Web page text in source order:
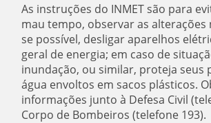
As instruções do INMET são para
mau tempo, observar as alterações
se possível, desligar aparelhos
geral de energia; em caso de
inundação, ou similar, proteja seus
água envoltos em sacos plásticos.
informações junto à Defesa Civil
Corpo de Bombeiros (telefone 193).